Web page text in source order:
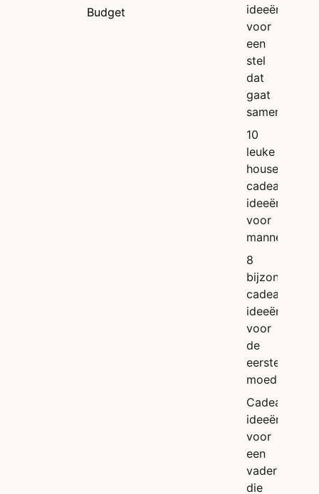
Budget
ideeën
voor
een
stel
dat
gaat
samenwonen
10
leuke
cadeau
ideeën
voor
mannen
8
bijzondere
cadeau
ideeën
voor
de
eerste
moederdag
Cadeau
ideeën
voor
een
vader
die